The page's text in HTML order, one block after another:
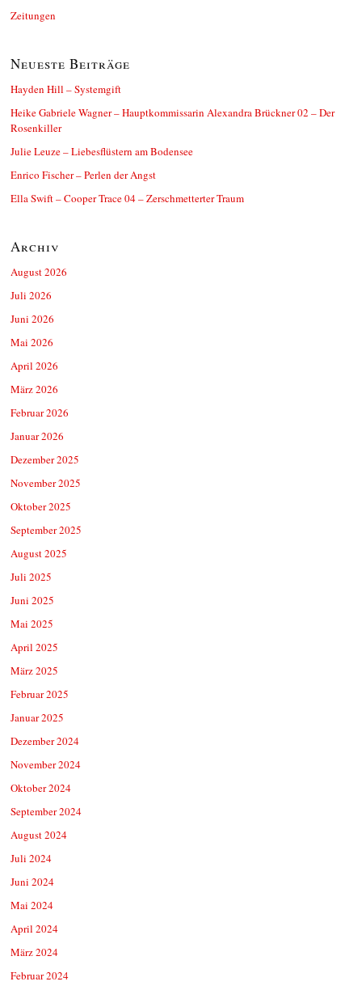
Zeitungen
Neueste Beiträge
Hayden Hill – Systemgift
Heike Gabriele Wagner – Hauptkommissarin Alexandra Brückner 02 – Der
Rosenkiller
Julie Leuze – Liebesflüstern am Bodensee
Enrico Fischer – Perlen der Angst
Ella Swift – Cooper Trace 04 – Zerschmetterter Traum
Archiv
August 2026
Juli 2026
Juni 2026
Mai 2026
April 2026
März 2026
Februar 2026
Januar 2026
Dezember 2025
November 2025
Oktober 2025
September 2025
August 2025
Juli 2025
Juni 2025
Mai 2025
April 2025
März 2025
Februar 2025
Januar 2025
Dezember 2024
November 2024
Oktober 2024
September 2024
August 2024
Juli 2024
Juni 2024
Mai 2024
April 2024
März 2024
Februar 2024